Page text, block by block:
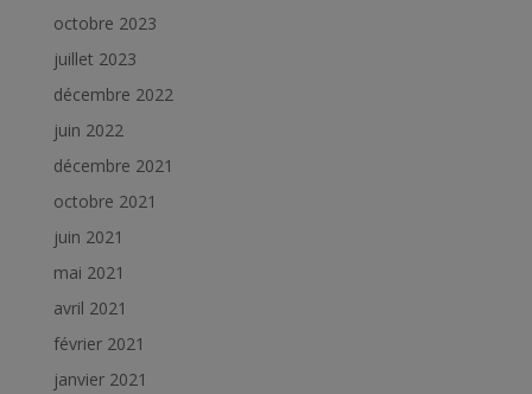
octobre 2023
juillet 2023
décembre 2022
juin 2022
décembre 2021
octobre 2021
juin 2021
mai 2021
avril 2021
février 2021
janvier 2021